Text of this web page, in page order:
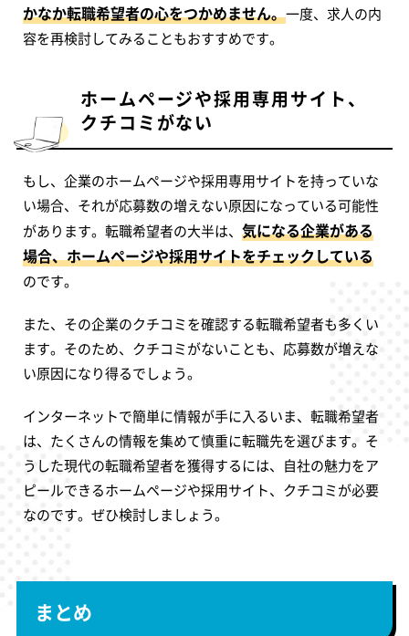
かなか転職希望者の心をつかめません。一度、求人の内
容を再検討してみることもおすすめです。
ホームページや採用専用サイト、
クチコミがない
もし、企業のホームページや採用専用サイトを持っていな
い場合、それが応募数の増えない原因になっている可能性
があります。転職希望者の大半は、 気になる企業がある
場合、ホームページや採用サイトをチェックしている
のです。
また、その企業のクチコミを確認する転職希望者も多くい
ます。そのため、クチコミがないことも、応募数が増えな
い原因になり得るでしょう。
インターネットで簡単に情報が手に入るいま、転職希望者
は、たくさんの情報を集めて慎重に転職先を選びます。そ
うした現代の転職希望者を獲得するには、自社の魅力をア
ピールできるホームページや採用サイト、クチコミが必要
なのです。ぜひ検討しましょう。
まとめ